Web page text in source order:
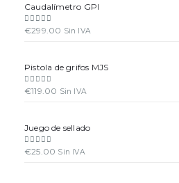
Caudalímetro GPI
0out of 5
€299.00 Sin IVA
Pistola de grifos MJS
0out of 5
€119.00 Sin IVA
Juego de sellado
0out of 5
€25.00 Sin IVA